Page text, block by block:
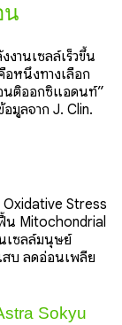
น
งานเซลล์เร็วขึ้น
หนึ่งทางเลือก
นติออกซิแอดนท์”
มูลจาก J. Clin.
Oxidative Stress
น Mitochondrial
เซลล์มนุษย์
สบ ลดอ่อนเพลีย
Sokyu